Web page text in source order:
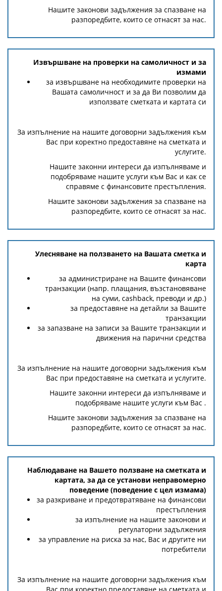
Нашите законови задължения за спазване на
разпоредбите, които се отнасят за нас.
Извършване на проверки на самоличност и за
измами
за извършване на необходимите проверки на
Вашата самоличност и за да Ви позволим да
използвате сметката и картата си
За изпълнение на нашите договорни задължения към
Вас при коректно предоставяне на сметката и
услугите.
Нашите законни интереси да изпълняваме и
подобряваме нашите услуги към Вас и как се
справяме с финансовите престъпления.
Нашите законови задължения за спазване на
разпоредбите, които се отнасят за нас.
Улесняване на ползването на Вашата сметка и
карта
за администриране на Вашите финансови
транзакции (напр. плащания, възстановяване
на суми, cashback, преводи и др.)
за предоставяне на детайли за Вашите
транзакции
за запазване на записи за Вашите транзакции и
движения на парични средства
За изпълнение на нашите договорни задължения към
Вас при предоставяне на сметката и услугите.
Нашите законни интереси да изпълняваме и
подобряваме нашите услуги към Вас .
Нашите законови задължения за спазване на
разпоредбите, които се отнасят за нас.
Наблюдаване на Вашето ползване на сметката и
картата, за да се установи неправомерно
поведение (поведение с цел измама)
за разкриване и предотвратяване на финансови
престъпления
за изпълнение на нашите законови и
регулаторни задължения
за управление на риска за нас, Вас и другите ни
потребители
За изпълнение на нашите договорни задължения към